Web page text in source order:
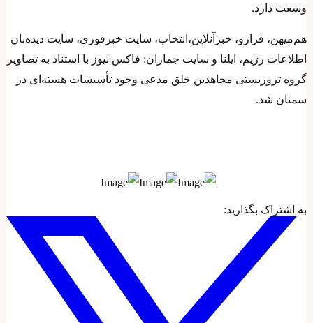
وسعت دارد.
هم‌میهن، فرارو، خبرآنلاین،انتخاب، سایت خبرفوری، سایت دیده‌بان
اطلاعات رژیم، ایلنا و سایت جماران: فاکس نیوز با استناد به تصاویر
گروه تروریستی مجاهدین خلق مدعی وجود تأسیسات هسته‌ای در
سمنان شد.
به اشتراک بگذارید: